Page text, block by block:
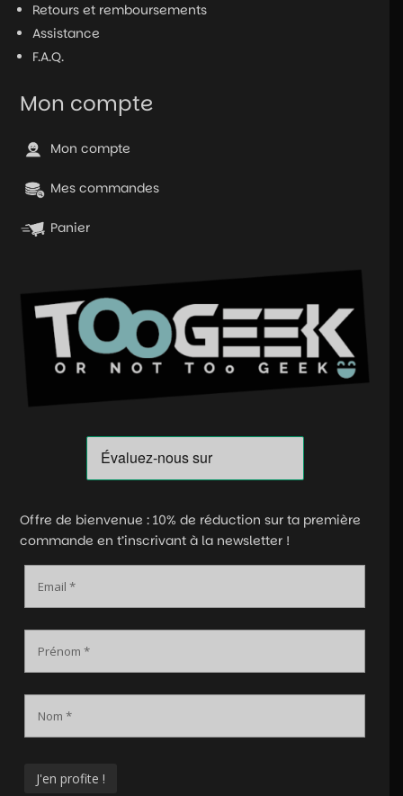
Retours et remboursements
Assistance
F.A.Q.
Mon compte
Mon compte
Mes commandes
Panier
Offre de bienvenue : 10% de réduction sur ta première
commande en t’inscrivant à la newsletter !